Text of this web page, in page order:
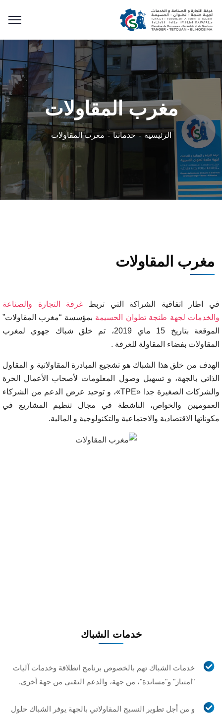
مغرب المقاولات
الرئيسية خدماتنا مغرب المقاولات
مغرب المقاولات
في اطار اتفاقية الشراكة التي تربط غرفة التجارة والصناعة
والخدمات لجهة طنجة تطوان الحسيمة بمؤسسة “مغرب المقاولات”
الموقعة بتاريخ 15 ماي 2019، تم خلق شباك جهوي لمغرب
المقاولات بفضاء المقاولة للغرفة .
الهدف من خلق هذا الشباك هو تشجيع المبادرة المقاولاتية و المقاول
الذاتي بالجهة، و تسهيل وصول المعلومات لأصحاب الأعمال الحرة
والشركات الصغيرة جدا «TPE»، و توحيد عرض الدعم من الشركاء
العموميين والخواص، الناشطة في مجال تنظيم المشاريع في
مكوناتها الاقتصادية والاجتماعية والتكنولوجية و المالية.
خدمات الشباك
خدمات الشباك تهم بالخصوص برنامج انطلاقة وخدمات آليات
"امتياز" و"مساندة"، من جهة، والدعم التقني من جهة أخرى.
و من أجل تطوير النسيج المقاولاتي بالجهة يوفر الشباك حلول